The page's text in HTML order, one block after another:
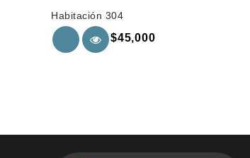
out
of
5
Habitación 304
$45,000